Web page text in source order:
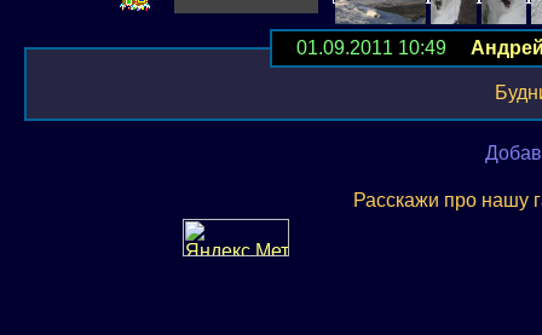
01.09.2011 10:49
Расскажи про нашу